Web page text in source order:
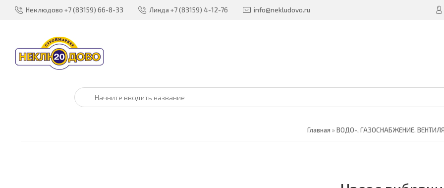
Неклюдово +7 (83159) 66-8-33 Линда +7 (83159) 4-12-76 info@nekludovo.ru
Главная »ВОДО-, ГАЗОСНАБЖЕНИЕ,